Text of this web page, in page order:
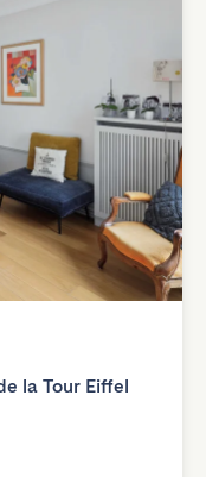
la Tour Eiffel